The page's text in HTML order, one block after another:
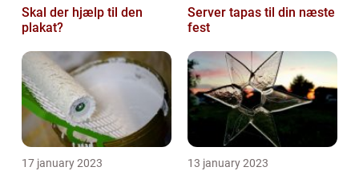
Skal der hjælp til den
plakat?
Server tapas til din næste
fest
17 january 2023 13 january 2023